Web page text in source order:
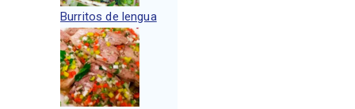
Burritos de lengua